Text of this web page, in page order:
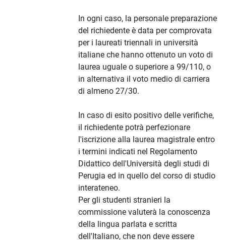
In ogni caso, la personale preparazione
del richiedente è data per comprovata
per i laureati triennali in università
italiane che hanno ottenuto un voto di
laurea uguale o superiore a 99/110, o
in alternativa il voto medio di carriera
di almeno 27/30.
In caso di esito positivo delle verifiche,
il richiedente potrà perfezionare
l'iscrizione alla laurea magistrale entro
i termini indicati nel Regolamento
Didattico dell'Università degli studi di
Perugia ed in quello del corso di studio
interateneo.
Per gli studenti stranieri la
commissione valuterà la conoscenza
della lingua parlata e scritta
dell'Italiano, che non deve essere